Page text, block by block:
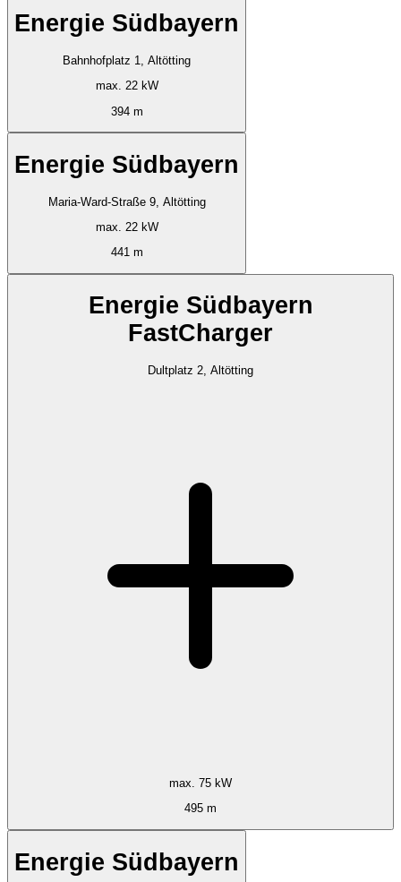
Energie Südbayern
Bahnhofplatz 1, Altötting
max. 22 kW
394 m
Energie Südbayern
Maria-Ward-Straße 9, Altötting
max. 22 kW
441 m
Energie Südbayern
FastCharger
Dultplatz 2, Altötting
max. 75 kW
495 m
Energie Südbayern